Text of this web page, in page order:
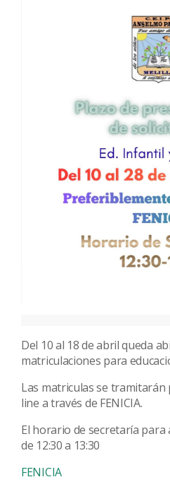
Del 10 al 18 de abril queda
matriculaciones para
Las matriculas se
line a través de FENICIA.
El horario de secretaría
de 12:30 a 13:30
FENICIA